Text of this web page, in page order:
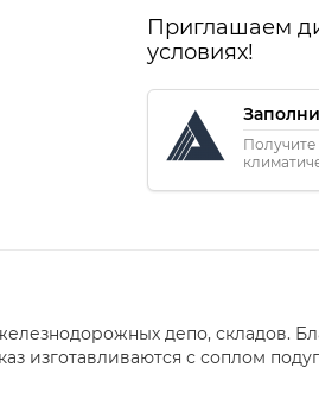
Приглашаем
условиях!
депо, складов.
с соплом